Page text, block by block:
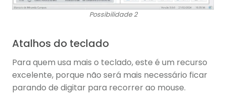
Possibilidade 2
Atalhos do teclado
Para quem usa mais o teclado, este é um recurso
excelente, porque não será mais necessário ficar
parando de digitar para recorrer ao mouse.